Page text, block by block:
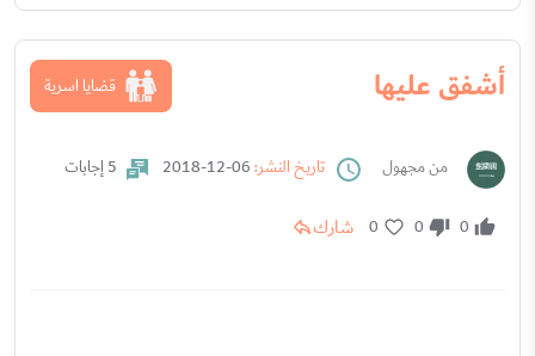
أشفق عليها قضايا اسرية
من مجهول تاريخ النشر: 5 إجابات
0
0
0 شارك